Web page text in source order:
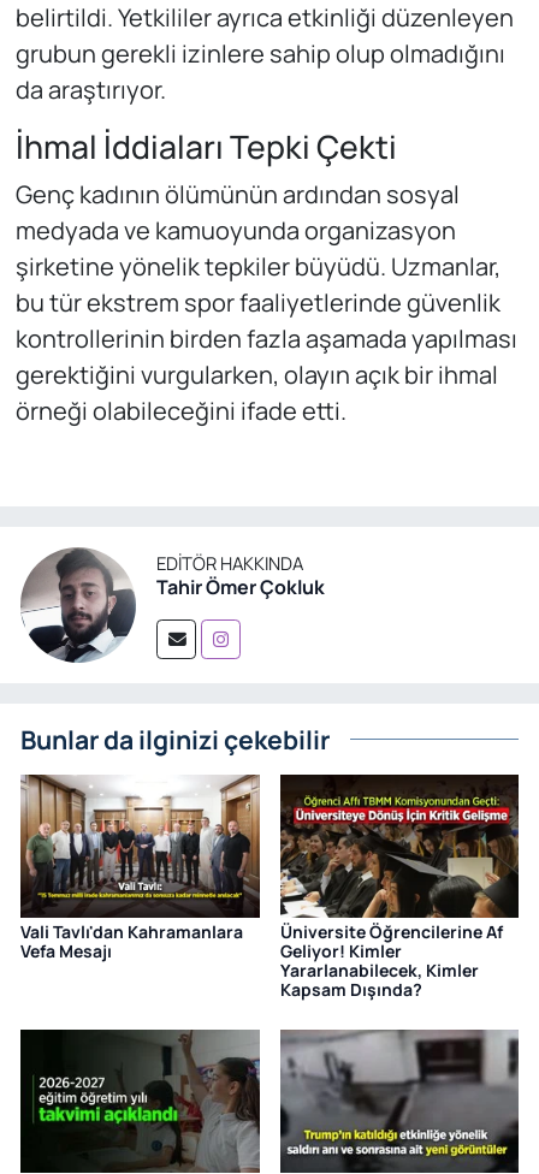
belirtildi. Yetkililer ayrıca etkinliği düzenleyen
grubun gerekli izinlere sahip olup olmadığını
da araştırıyor.
İhmal İddiaları Tepki Çekti
Genç kadının ölümünün ardından sosyal
medyada ve kamuoyunda organizasyon
şirketine yönelik tepkiler büyüdü. Uzmanlar,
bu tür ekstrem spor faaliyetlerinde güvenlik
kontrollerinin birden fazla aşamada yapılması
gerektiğini vurgularken, olayın açık bir ihmal
örneği olabileceğini ifade etti.
EDITÖR HAKKINDA
Tahir Ömer Çokluk
Bunlar da ilginizi çekebilir
Vali Tavlı'dan Kahramanlara
Vefa Mesajı
Üniversite Öğrencilerine Af
Geliyor! Kimler
Yararlanabilecek, Kimler
Kapsam Dışında?